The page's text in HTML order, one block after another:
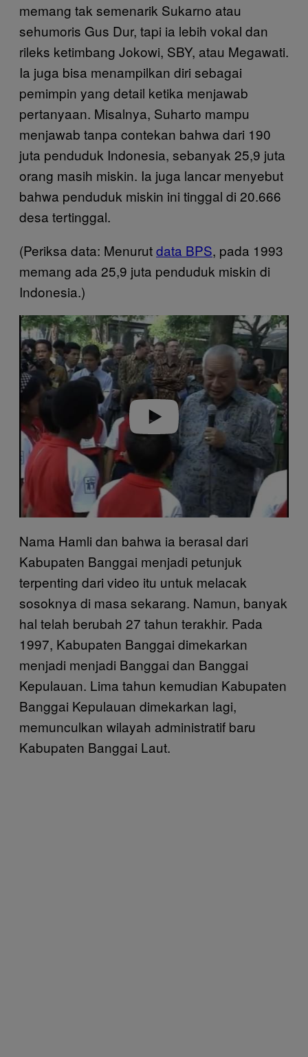
memang tak semenarik Sukarno atau
sehumoris Gus Dur, tapi ia lebih vokal dan
rileks ketimbang Jokowi, SBY, atau Megawati.
Ia juga bisa menampilkan diri sebagai
pemimpin yang detail ketika menjawab
pertanyaan. Misalnya, Suharto mampu
menjawab tanpa contekan bahwa dari 190
juta penduduk Indonesia, sebanyak 25,9 juta
orang masih miskin. Ia juga lancar menyebut
bahwa penduduk miskin ini tinggal di 20.666
desa tertinggal.
(Periksa data: Menurutdata BPS, pada 1993
memang ada 25,9 juta penduduk miskin di
Indonesia.)
Play video
Nama Hamli dan bahwa ia berasal dari
Kabupaten Banggai menjadi petunjuk
terpenting dari video itu untuk melacak
sosoknya di masa sekarang. Namun, banyak
hal telah berubah 27 tahun terakhir. Pada
1997, Kabupaten Banggai dimekarkan
menjadi menjadi Banggai dan Banggai
Kepulauan. Lima tahun kemudian Kabupaten
Banggai Kepulauan dimekarkan lagi,
memunculkan wilayah administratif baru
Kabupaten Banggai Laut.